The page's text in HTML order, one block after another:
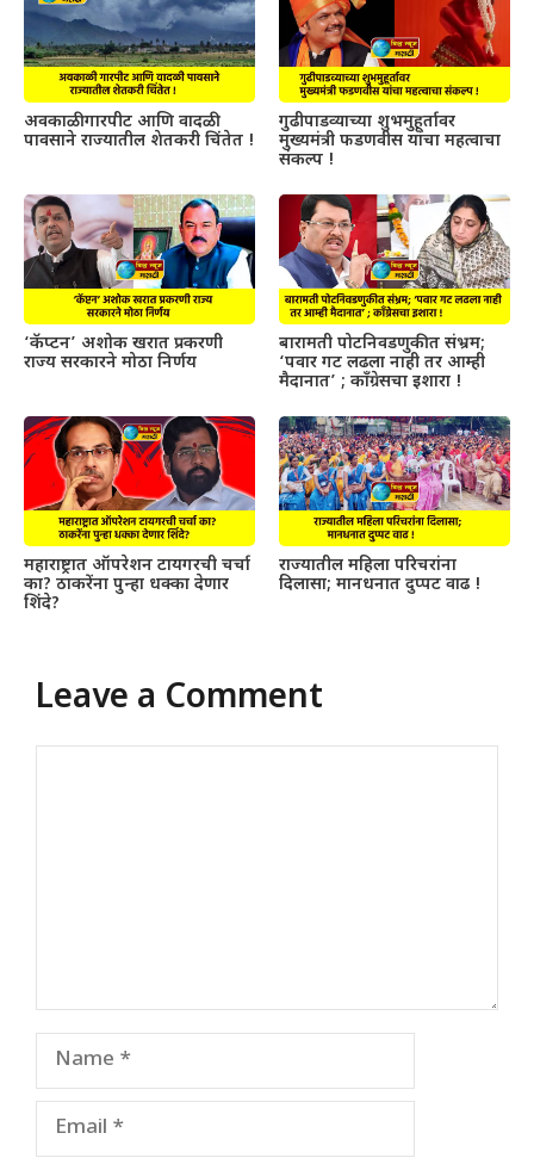
अवकाळी गारपीट आणि वादळी
पावसाने राज्यातील शेतकरी चिंतेत !
गुढीपाडव्याच्या शुभमुहूर्तावर
मुख्यमंत्री फडणवीस यांचा महत्वाचा
संकल्प !
‘कॅप्टन’ अशोक खरात प्रकरणी
राज्य सरकारने मोठा निर्णय
बारामती पोटनिवडणुकीत संभ्रम;
‘पवार गट लढला नाही तर आम्ही
मैदानात’ ; काँग्रेसचा इशारा !
महाराष्ट्रात ऑपरेशन टायगरची चर्चा
का? ठाकरेंना पुन्हा धक्का देणार
शिंदे?
राज्यातील महिला परिचरांना
दिलासा; मानधनात दुप्पट वाढ !
Leave a Comment
Name
Email